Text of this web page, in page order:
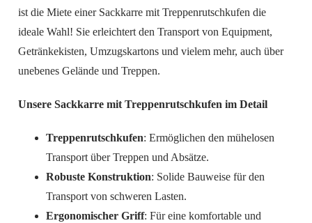
ist die Miete einer Sackkarre mit Treppenrutschkufen die
ideale Wahl! Sie erleichtert den Transport von Equipment,
Getränkekisten, Umzugskartons und vielem mehr, auch über
unebenes Gelände und Treppen.
Unsere Sackkarre mit Treppenrutschkufen im Detail
Treppenrutschkufen: Ermöglichen den mühelosen
Transport über Treppen und Absätze.
Robuste Konstruktion: Solide Bauweise für den
Transport von schweren Lasten.
Ergonomischer Griff: Für eine komfortable und